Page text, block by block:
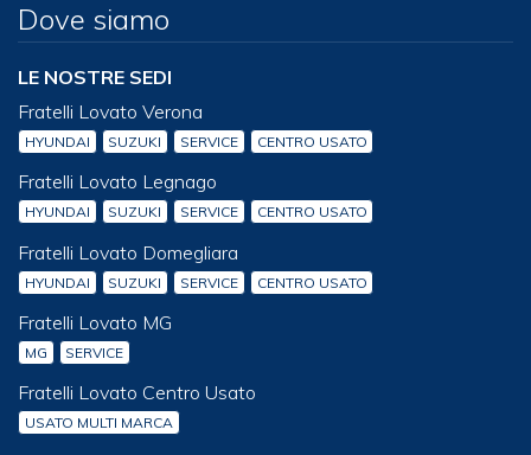
Dove siamo
LE NOSTRE SEDI
Fratelli Lovato Verona
HYUNDAI SUZUKI SERVICE CENTRO USATO
Fratelli Lovato Legnago
HYUNDAI SUZUKI SERVICE CENTRO USATO
Fratelli Lovato Domegliara
HYUNDAI SUZUKI SERVICE CENTRO USATO
Fratelli Lovato MG
MG SERVICE
Fratelli Lovato Centro Usato
USATO MULTI MARCA